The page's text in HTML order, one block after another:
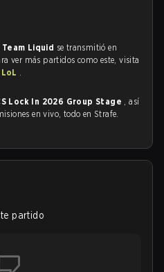
Liquid se transmitió en
ver más partidos como este, visita
.
Lock In 2026 Group Stage , así
en vivo, todo en Strafe.
partido